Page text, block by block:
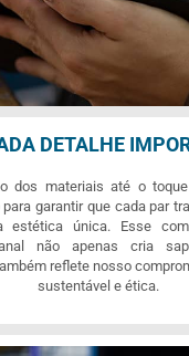
DETALHE
dos materiais até o
garantir que cada par
estética única. Esse
não apenas cria
reflete nosso
sustentável e ética.